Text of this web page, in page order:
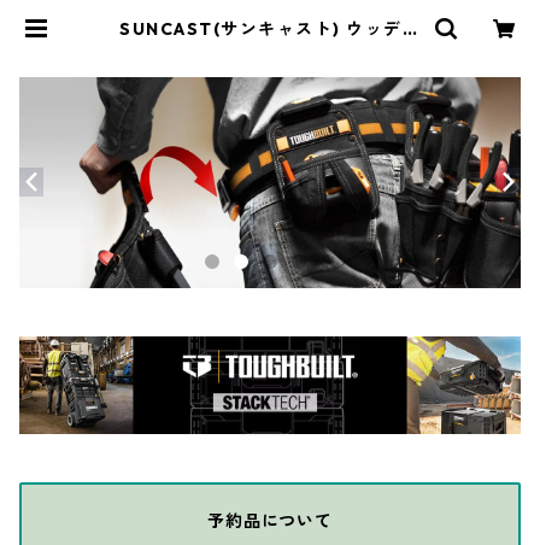
SUNCAST(サンキャスト) ウッディ
THE DIY DEPOT
予約品について